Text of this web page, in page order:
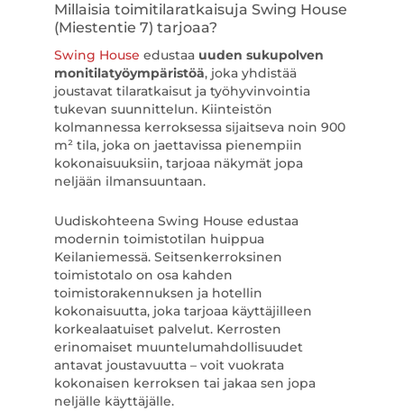
Millaisia toimitilaratkaisuja Swing House
(Miestentie 7) tarjoaa?
Swing House edustaa uuden sukupolven
monitilatyöympäristöä, joka yhdistää
joustavat tilaratkaisut ja työhyvinvointia
tukevan suunnittelun. Kiinteistön
kolmannessa kerroksessa sijaitseva noin 900
m² tila, joka on jaettavissa pienempiin
kokonaisuuksiin, tarjoaa näkymät jopa
neljään ilmansuuntaan.
Uudiskohteena Swing House edustaa
modernin toimistotilan huippua
Keilaniemessä. Seitsenkerroksinen
toimistotalo on osa kahden
toimistorakennuksen ja hotellin
kokonaisuutta, joka tarjoaa käyttäjilleen
korkealaatuiset palvelut. Kerrosten
erinomaiset muuntelumahdollisuudet
antavat joustavuutta – voit vuokrata
kokonaisen kerroksen tai jakaa sen jopa
neljälle käyttäjälle.